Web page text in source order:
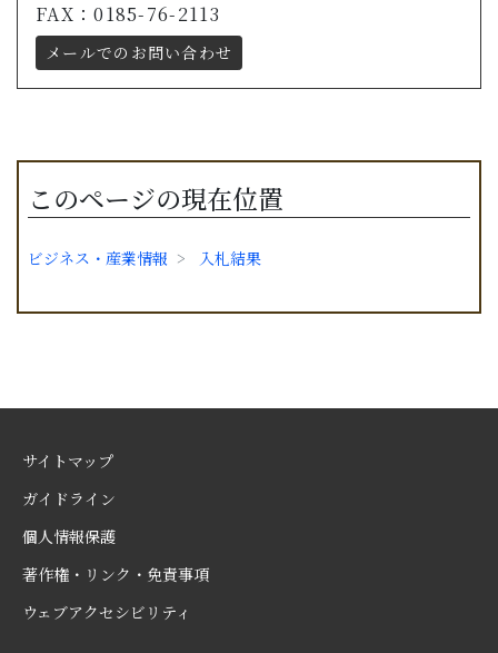
FAX：0185-76-2113
メールでのお問い合わせ
このページの現在位置
ビジネス・産業情報 入札結果
サイトマップ
ガイドライン
個人情報保護
著作権・リンク・免責事項
ウェブアクセシビリティ